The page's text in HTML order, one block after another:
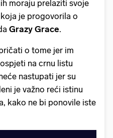
moraju prelaziti svoje
je progovorila o
Grazy Grace.
o tome jer im
na crnu listu
nastupati jer su
je važno reći istinu
kako ne bi ponovile iste